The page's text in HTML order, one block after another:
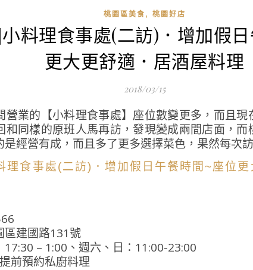
桃園區美食 , 桃園好店
料理食事處(二訪)．增加假
更大更舒適．居酒屋料理
2018/03/15
營業的【小料理食事處】座位數變更多，而且
和同樣的原班人馬再訪，發現變成兩間店面，
是經營有成，而且多了更多選擇菜色，果然每次
區建國路131號
17:30 – 1:00、週六、日：11:00-23:00
前預約私廚料理